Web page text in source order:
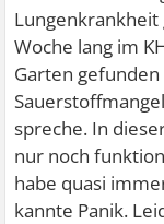
Lungenkrankheit
Woche lang im
Garten
spreche. In
nur noch
habe quasi
kannte Panik.